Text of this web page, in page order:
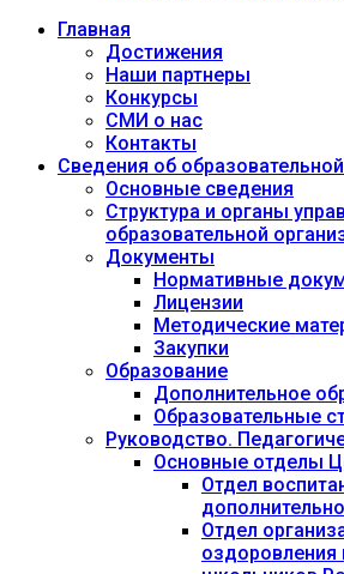
Главная
Достижения
Наши партнеры
Конкурсы
СМИ о нас
Контакты
Сведения об
Основные сведения
Структура и органы
образовательной
Документы
Нормативные
Лицензии
Методические
Закупки
Образование
Дополнительное
Образовательные
Руководство.
Основные отделы
Отдел
Отдел
оздоровления